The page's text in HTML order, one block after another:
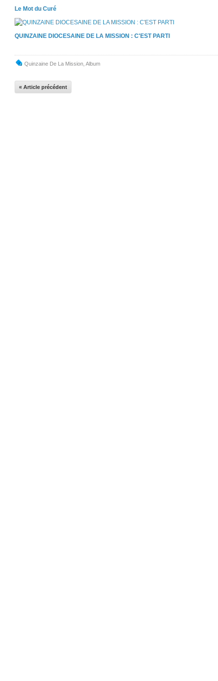
Le Mot du Curé
QUINZAINE DIOCESAINE DE LA MISSION : C'EST PARTI
Quinzaine De La Mission Album
« Article précédent